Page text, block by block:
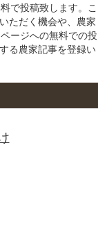
で投稿致します。こ
ただく機会や、農家
ージへの無料での投
る農家記事を登録い